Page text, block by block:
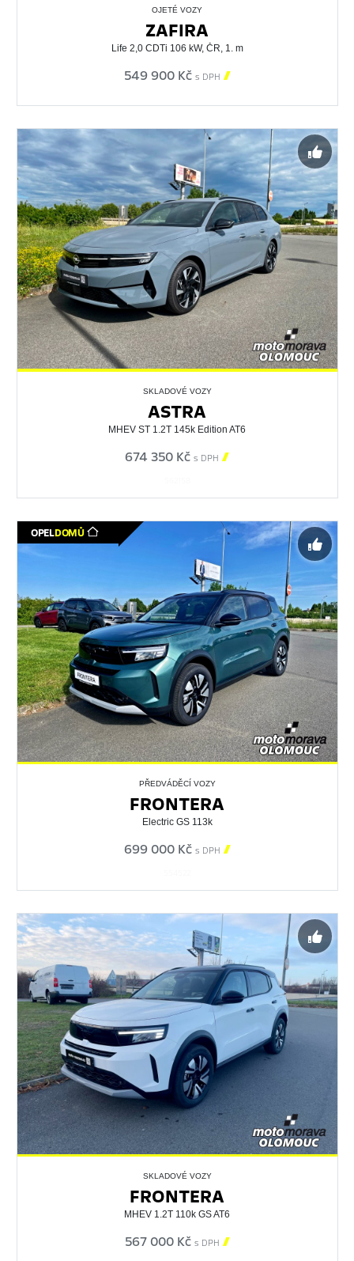
OJETÉ VOZY
ZAFIRA
Life 2,0 CDTi 106 kW, ČR, 1. m
549 900 Kč s DPH 
SKLADOVÉ VOZY
ASTRA
MHEV ST 1.2T 145k Edition AT6
674 350 Kč s DPH 
OPELDOMŮ
PŘEDVÁDĚCÍ VOZY
FRONTERA
Electric GS 113k
699 000 Kč s DPH 
SKLADOVÉ VOZY
FRONTERA
MHEV 1.2T 110k GS AT6
567 000 Kč s DPH 